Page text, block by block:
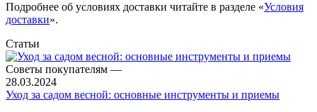
Подробнее об условиях доставки читайте в разделе «Условия
доставки».
Статьи
Советы покупателям —
28.03.2024
Уход за садом весной: основные инструменты и приемы